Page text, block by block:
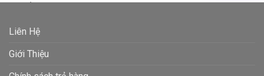
sản
cung
cấp
Liên Hệ
Giới Thiệu